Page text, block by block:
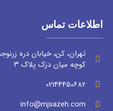
اطلاعات تماس
تهران، کن، خیابان دره
کوچه میان دزک پلاک ۳
02144450682
info@mjsazeh.com